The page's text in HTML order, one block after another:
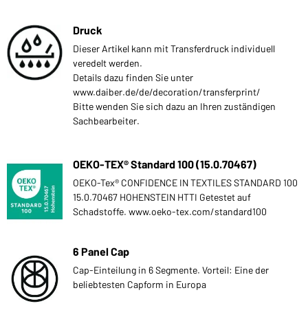
Druck
Dieser Artikel kann mit Transferdruck individuell
veredelt werden.
Details dazu finden Sie unter
www.daiber.de/de/decoration/transferprint/
Bitte wenden Sie sich dazu an Ihren zuständigen
Sachbearbeiter.
OEKO-TEX® Standard 100 (15.0.70467)
OEKO-Tex® CONFIDENCE IN TEXTILES STANDARD 100
15.0.70467 HOHENSTEIN HTTI Getestet auf
Schadstoffe. www.oeko-tex.com/standard100
6 Panel Cap
Cap-Einteilung in 6 Segmente. Vorteil: Eine der
beliebtesten Capform in Europa